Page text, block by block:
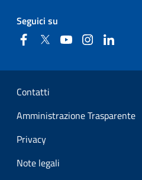
Seguici su
FacebookTwitter YouTubeInstagram
Sezione Link Utili
Contatti
Amministrazione Trasparente
Privacy
Note legali